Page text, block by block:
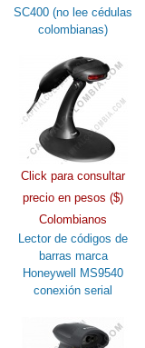
SC400 (no lee cédulas
colombianas)
Click para consultar
precio en pesos ($)
Colombianos
Lector de códigos de
barras marca
Honeywell MS9540
conexión serial